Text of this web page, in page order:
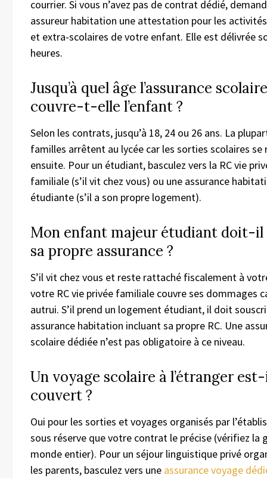
courrier. Si vous n’avez pas de contrat dédié,
assureur habitation une attestation pour les
et extra-scolaires de votre enfant. Elle est délivrée
heures.
Jusqu’à quel âge l’assurance scolaire
couvre-t-elle l’enfant ?
Selon les contrats, jusqu’à 18, 24 ou 26 ans. La
familles arrêtent au lycée car les sorties scolaires
ensuite. Pour un étudiant, basculez vers la RC vie
familiale (s’il vit chez vous) ou une assurance
étudiante (s’il a son propre logement).
Mon enfant majeur étudiant doit-il
sa propre assurance ?
S’il vit chez vous et reste rattaché fiscalement à
votre RC vie privée familiale couvre ses dommages
autrui. S’il prend un logement étudiant, il doit
assurance habitation incluant sa propre RC. Une
scolaire dédiée n’est pas obligatoire à ce niveau.
Un voyage scolaire à l’étranger
couvert ?
Oui pour les sorties et voyages organisés par
sous réserve que votre contrat le précise (vérifiez la
monde entier). Pour un séjour linguistique privé
les parents, basculez vers une assurance voyage